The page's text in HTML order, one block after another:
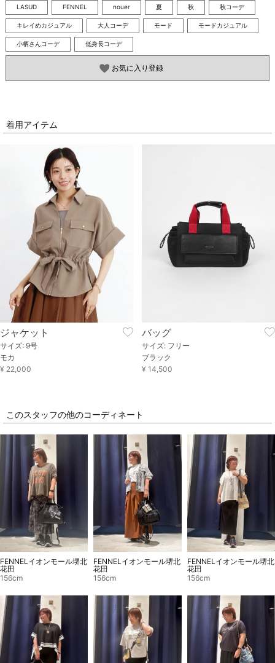
LASUD FENNEL nouer 夏 秋 秋コーデ
キレイめカジュアル 大人コーデ モード モードカジュアル
小柄さんコーデ 低身長コーデ
お気に入り登録
着用アイテム
ジャケット
サイズ: 9号
モカ
¥ 22,000
バッグ
サイズ: フリー
ブラック
¥ 14,500
このスタッフの他のコーディネート
FENNELイオンモール堺北
花田
156cm
FENNELイオンモール堺北
花田
156cm
FENNELイオンモール堺北
花田
156cm